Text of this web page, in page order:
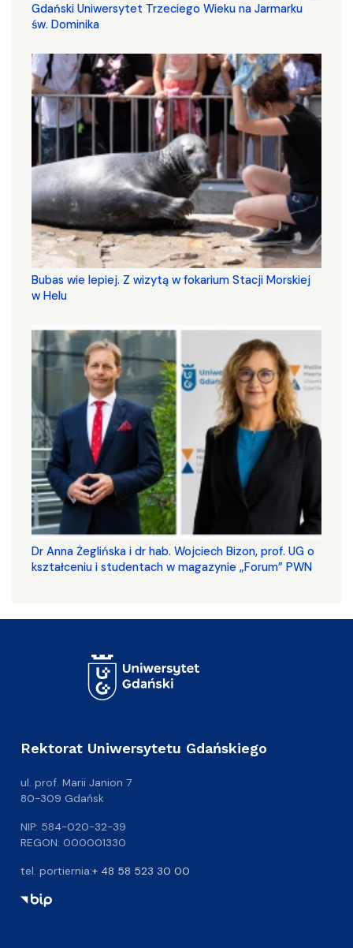
Gdański Uniwersytet Trzeciego Wieku na Jarmarku
św. Dominika
Bubas wie lepiej. Z wizytą w fokarium Stacji Morskiej
w Helu
​​​​​​​Dr Anna Żeglińska i dr hab. Wojciech Bizon, prof. UG o
kształceniu i studentach w magazynie „Forum” PWN
Rektorat Uniwersytetu Gdańskiego
ul. prof. Marii Janion 7
80-309 Gdańsk
NIP: 584-020-32-39
REGON: 000001330
tel. portiernia:+ 48 58 523 30 00